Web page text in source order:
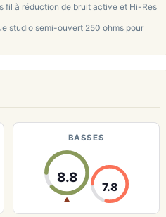
fil à réduction de bruit active et Hi-Res
studio semi-ouvert 250 ohms pour
BASSES
8.8
▲
7.8